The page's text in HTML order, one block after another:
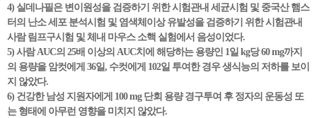
4) 실데나필은 변이원성을 검증하기 위한 시험관내 세균시험 및 중국산 햄스
터의 난소 세포 분석시험 및 염색체이상 유발성을 검증하기 위한 시험관내
사람 림프구시험 및 체내 마우스 소핵 실험에서 음성이었다.
5) 사람 AUC의 25배 이상의 AUC치에 해당하는 용량인 1일 kg당 60 mg까지
의 용량을 암컷에게 36일, 수컷에게 102일 투여한 경우 생식능의 저하를 보이
지 않았다.
6) 건강한 남성 지원자에게 100 mg 단회 용량 경구투여 후 정자의 운동성 또
는 형태에 아무런 영향을 미치지 않았다.